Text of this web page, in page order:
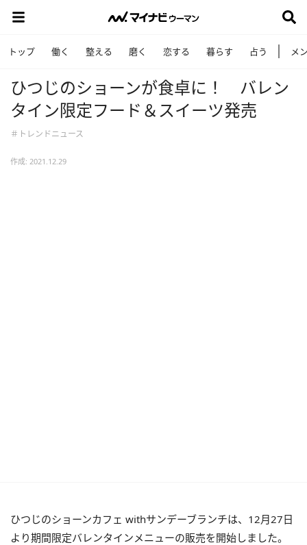
トップ 働く 整える 磨く 恋する 暮らす 占う メ
ひつじのショーンが食卓に！ バレン
タイン限定フード＆スイーツ発売
＃トレンドニュース
作成: 2021.12.29
ひつじのショーンカフェ withサンデーブランチは、12月27日
より期間限定バレンタインメニューの販売を開始しました。